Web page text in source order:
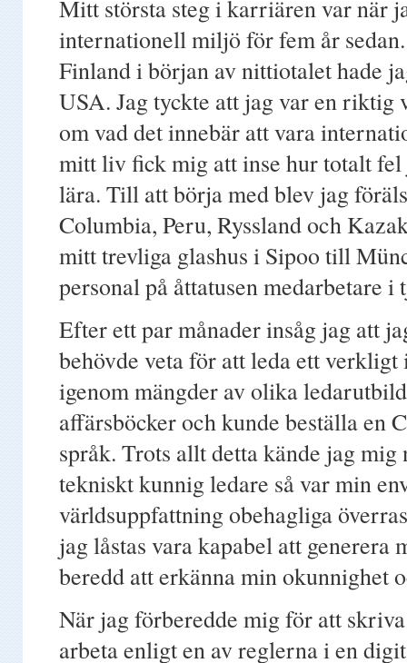
Mitt största steg i karriären var när
internationell miljö för fem år
Finland i början av nittiotalet hade
USA. Jag tyckte att jag var en riktig
om vad det innebär att vara
mitt liv fick mig att inse hur totalt fel
lära. Till att börja med blev jag
Columbia, Peru, Ryssland och
mitt trevliga glashus i Sipoo till
personal på åttatusen medarbetare
Efter ett par månader insåg jag att
behövde veta för att leda ett
igenom mängder av olika
affärsböcker och kunde beställa en
språk. Trots allt detta kände jag
tekniskt kunnig ledare så var min
världsuppfattning obehagliga
jag låstas vara kapabel att
beredd att erkänna min okunnighet
När jag förberedde mig för att
arbeta enligt en av reglerna i en